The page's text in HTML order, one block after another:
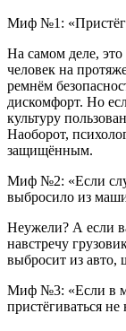
Миф №1:
На самом деле,
человек на
ремнём
дискомфорт. Но
культуру
Наоборот,
защищённым.
Миф №2: «Если
выбросило из
Неужели? А если
навстречу
выбросит из
Миф №3: «Если в
пристёгиваться